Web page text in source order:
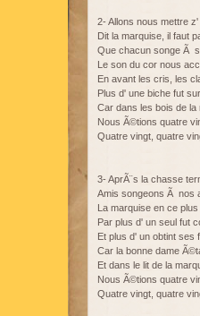
2- Allons nous mettre
Dit la marquise, il faut
Que chacun songe Ã
Le son du cor nous
En avant les cris, les
Plus d' une biche fut
Car dans les bois de la
Nous Ã©tions quatre
Quatre vingt, quatre
3- AprÃ¨s la chasse
Amis songeons Ã nos
La marquise en ce
Par plus d' un seul fut
Et plus d' un obtint ses
Car la bonne dame
Et dans le lit de la
Nous Ã©tions quatre
Quatre vingt, quatre